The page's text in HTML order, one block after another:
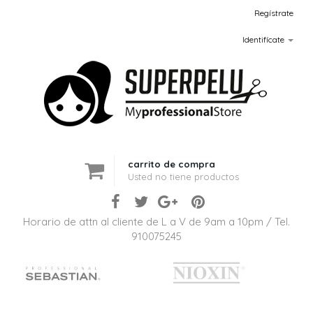
Regístrate
Identifícate
carrito de compra
Usted no tiene productos
Horario de attn al cliente de L a V de 9am a 10pm / Tel.
910075245